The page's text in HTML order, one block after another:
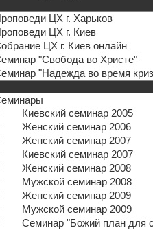
ЦХ г. Харьков
ЦХ г. Киев
ЦХ г. Киев онлайн
"Свобода во Христе"
"Надежда во время
Киевский семинар 2005
Женский семинар 2006
Женский семинар 2007
Киевский семинар 2007
Женский семинар 2008
Мужской семинар 2008
Женский семинар 2009
Мужской семинар 2009
Семинар "Божий план для